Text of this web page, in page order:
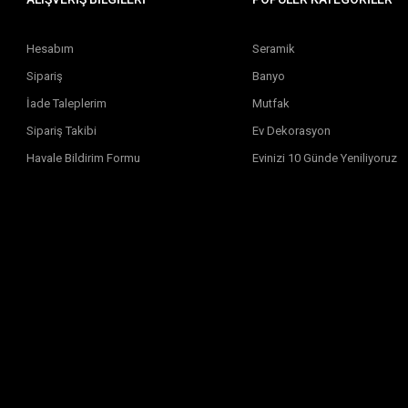
Hesabım
Sipariş
İade Taleplerim
Sipariş Takibi
Havale Bildirim Formu
Seramik
Banyo
Mutfak
Ev Dekorasyon
Evinizi 10 Günde Yeniliyoruz